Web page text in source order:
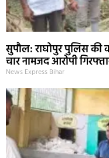
सुपौल: राघोपुर पुलिस की
चार नामजद आरोपी
News Express Bihar